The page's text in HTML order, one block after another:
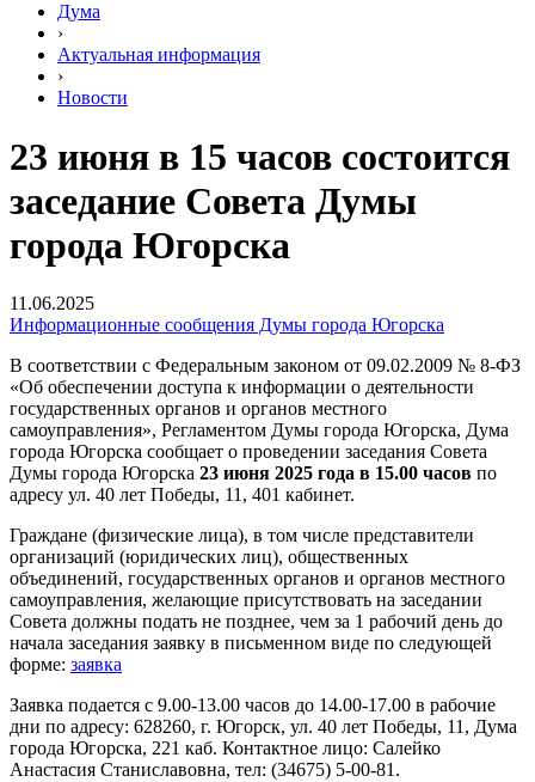
Дума
›
Актуальная информация
›
Новости
23 июня в 15 часов состоится
заседание Совета Думы
города Югорска
11.06.2025
Информационные сообщения Думы города Югорска
В соответствии с Федеральным законом от 09.02.2009 № 8-ФЗ
«Об обеспечении доступа к информации о деятельности
государственных органов и органов местного
самоуправления», Регламентом Думы города Югорска, Дума
города Югорска сообщает о проведении заседания Совета
Думы города Югорска 23 июня 2025 года в 15.00 часов по
адресу ул. 40 лет Победы, 11, 401 кабинет.
Граждане (физические лица), в том числе представители
организаций (юридических лиц), общественных
объединений, государственных органов и органов местного
самоуправления, желающие присутствовать на заседании
Совета должны подать не позднее, чем за 1 рабочий день до
начала заседания заявку в письменном виде по следующей
форме: заявка
Заявка подается с 9.00-13.00 часов до 14.00-17.00 в рабочие
дни по адресу: 628260, г. Югорск, ул. 40 лет Победы, 11, Дума
города Югорска, 221 каб. Контактное лицо: Салейко
Анастасия Станиславовна, тел: (34675) 5-00-81.